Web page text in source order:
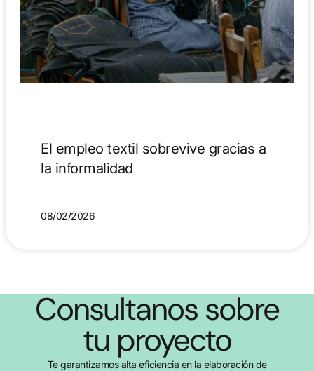
El empleo textil sobrevive gracias a
la informalidad
08/02/2026
Consultanos sobre
tu proyecto
Te garantizamos alta eficiencia en la elaboración de